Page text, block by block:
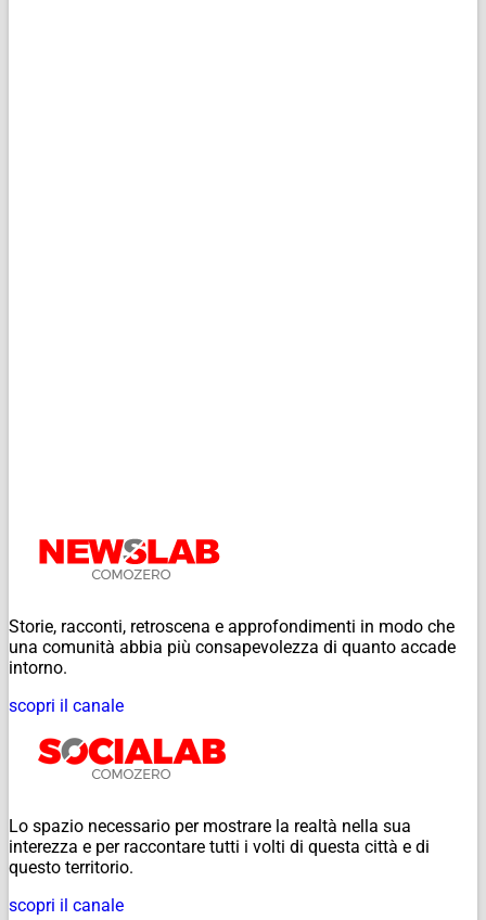
Storie, racconti, retroscena e approfondimenti in modo che
una comunità abbia più consapevolezza di quanto accade
intorno.
scopri il canale
Lo spazio necessario per mostrare la realtà nella sua
interezza e per raccontare tutti i volti di questa città e di
questo territorio.
scopri il canale